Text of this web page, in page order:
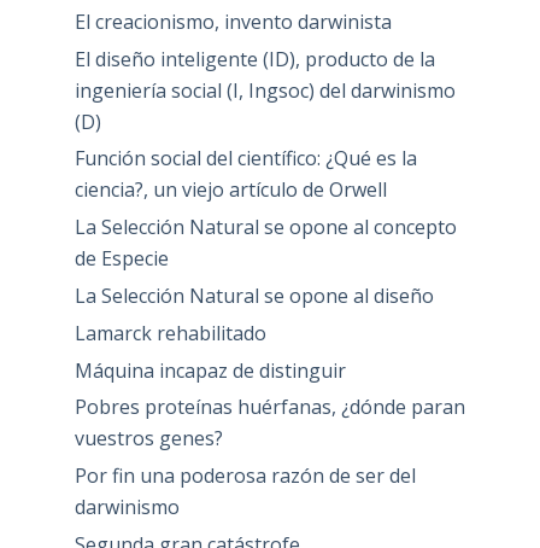
El creacionismo, invento darwinista
El diseño inteligente (ID), producto de la
ingeniería social (I, Ingsoc) del darwinismo
(D)
Función social del científico: ¿Qué es la
ciencia?, un viejo artículo de Orwell
La Selección Natural se opone al concepto
de Especie
La Selección Natural se opone al diseño
Lamarck rehabilitado
Máquina incapaz de distinguir
Pobres proteínas huérfanas, ¿dónde paran
vuestros genes?
Por fin una poderosa razón de ser del
darwinismo